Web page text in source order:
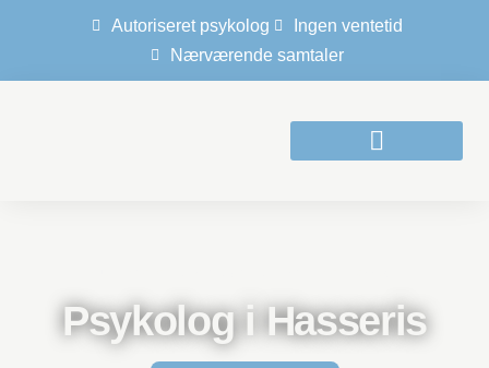
Autoriseret psykolog
Ingen ventetid
Nærværende samtaler
Psykolog i Hasseris